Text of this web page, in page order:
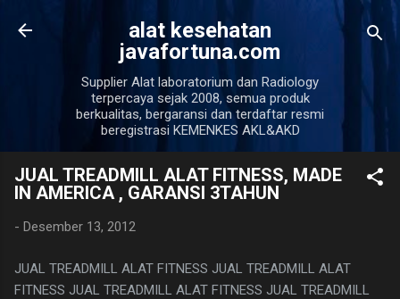
Langsung ke konten
alat kesehatan
javafortuna.com
Supplier Alat laboratorium dan Radiology
terpercaya sejak 2008, semua produk
berkualitas, bergaransi dan terdaftar resmi
beregistrasi KEMENKES AKL&AKD
JUAL TREADMILL ALAT FITNESS, MADE
IN AMERICA , GARANSI 3TAHUN
- Desember 13, 2012
JUAL TREADMILL ALAT FITNESS JUAL TREADMILL ALAT
FITNESS JUAL TREADMILL ALAT FITNESS JUAL TREADMILL